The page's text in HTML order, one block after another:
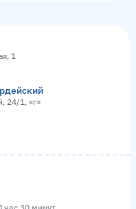
1
24/1, «г»